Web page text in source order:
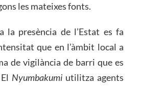
les mateixes fonts.
la presència de l’Estat es fa
que en l’àmbit local a
de vigilància de barri que es
Nyumbakumi utilitza agents